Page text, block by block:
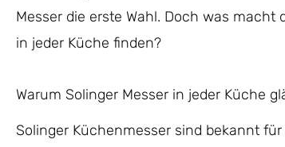
Messer die erste Wahl. Doch was
in jeder Küche finden?
Warum Solinger Messer in jeder Küche
Solinger Küchenmesser sind bekannt